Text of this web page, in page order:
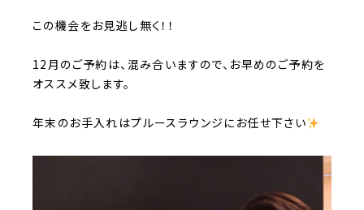
この機会をお見逃し無く！！
12月のご予約は、混み合いますので、お早めのご予約を
オススメ致します。
年末のお手入れはプルースラウンジにお任せ下さい